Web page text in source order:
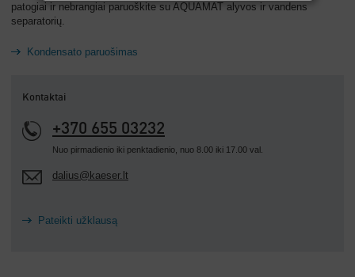
patogiai ir nebrangiai paruoškite su AQUAMAT alyvos ir vandens
separatorių.
Kondensato paruošimas
Kontaktai
+370 655 03232
Nuo pirmadienio iki penktadienio, nuo 8.00 iki 17.00 val.
dalius@kaeser.lt
Pateikti užklausą